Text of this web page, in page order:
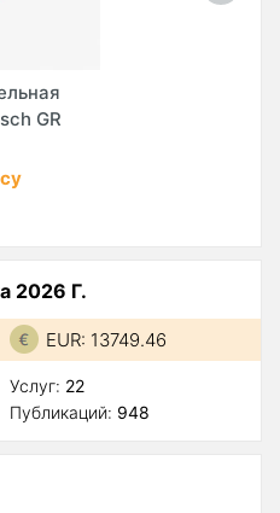
GR
2026 Г.
EUR: 13749.46
Услуг: 22
Публикаций: 948